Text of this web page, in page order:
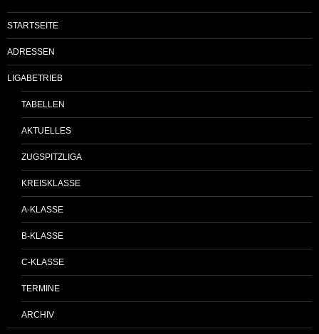
STARTSEITE
ADRESSEN
LIGABETRIEB
TABELLEN
AKTUELLES
ZUGSPITZLIGA
KREISKLASSE
A-KLASSE
B-KLASSE
C-KLASSE
TERMINE
ARCHIV